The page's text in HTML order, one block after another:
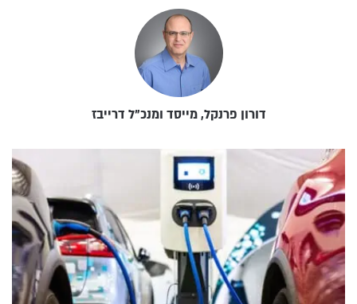
דורון פרנקל, מייסד ומנכ"ל דרייבז